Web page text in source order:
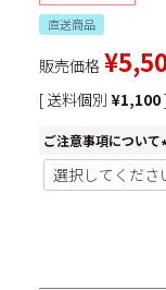
直送商品
販売価格 ¥
送料個別 ¥1,100
ご注意事項について
(